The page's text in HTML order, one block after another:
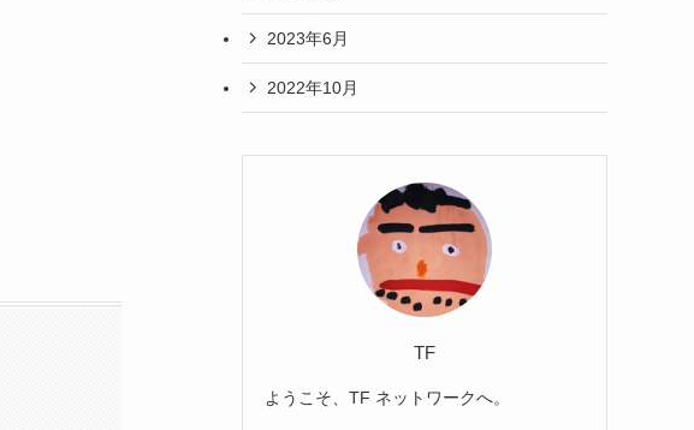
2023年6月
2022年10月
TF
ようこそ、TF ネットワークへ。